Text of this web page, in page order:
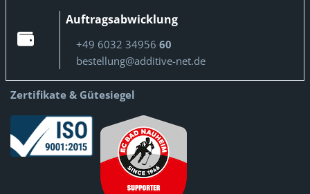
Auftragsabwicklung
+49 6032 34956 60
bestellung@additive-net.de
Zertifikate & Gütesiegel